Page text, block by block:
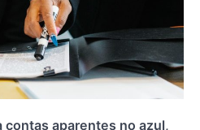
contas aparentes no azul,